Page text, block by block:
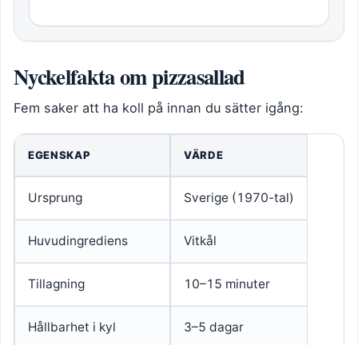
Nyckelfakta om pizzasallad
Fem saker att ha koll på innan du sätter igång:
EGENSKAP VÄRDE
Ursprung Sverige (1970-tal)
Huvudingrediens Vitkål
Tillagning 10–15 minuter
Hållbarhet i kyl 3–5 dagar